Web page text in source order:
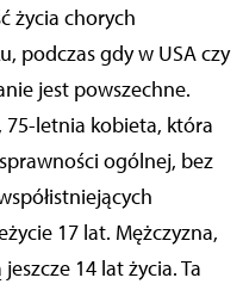
życia chorych
podczas gdy w USA czy
jest powszechne.
75-letnia kobieta, która
ogólnej, bez
17 lat. Mężczyzna,
14 lat życia. Ta